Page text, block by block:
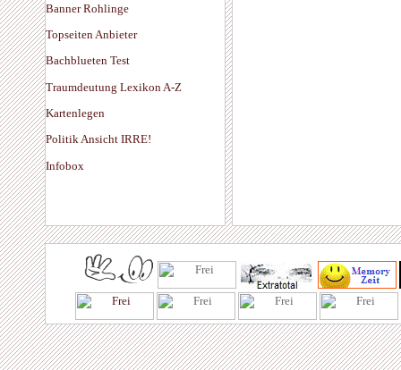
Banner Rohlinge
Topseiten Anbieter
Bachblueten Test
Traumdeutung Lexikon A-Z
Kartenlegen
Politik Ansicht IRRE!
Infobox